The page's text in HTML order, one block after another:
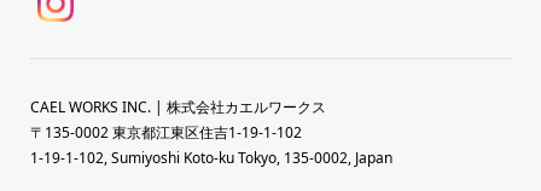
CAEL WORKS INC. | 株式会社カエルワークス
〒135-0002 東京都江東区住吉1-19-1-102
1-19-1-102, Sumiyoshi Koto-ku Tokyo, 135-0002, Japan